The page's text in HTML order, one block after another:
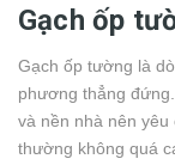
Gạch ốp
Gạch ốp tường là
phương thẳng
và nền nhà nên
thường không quá